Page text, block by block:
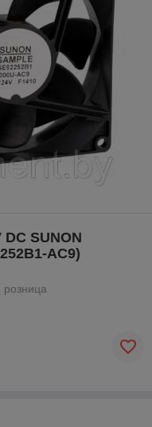
SUNON
AC9)
розница